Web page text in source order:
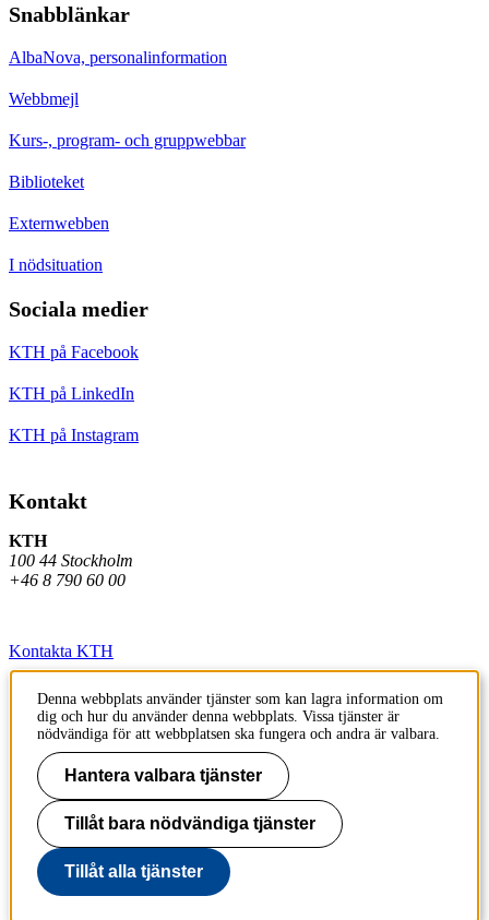
Snabblänkar
AlbaNova, personalinformation
Webbmejl
Kurs-, program- och gruppwebbar
Biblioteket
Externwebben
I nödsituation
Sociala medier
KTH på Facebook
KTH på LinkedIn
KTH på Instagram
Kontakt
KTH
100 44 Stockholm
+46 8 790 60 00
Kontakta KTH
Jobba på KTH
Press och media
Faktura och betalning KTH
Om KTH:s webbplatser
Tillgänglighetsredogörelse
Denna webbplats använder tjänster som kan lagra information om
dig och hur du använder denna webbplats. Vissa tjänster är
nödvändiga för att webbplatsen ska fungera och andra är valbara.
Hantera valbara tjänster
Tillåt bara nödvändiga tjänster
Tillåt alla tjänster